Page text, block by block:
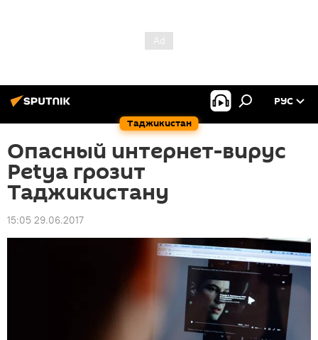
Таджикистан
РУС
Опасный интернет-вирус
Petya грозит
Таджикистану
15:05 29.06.2017